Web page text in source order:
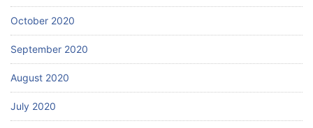
October 2020
September 2020
August 2020
July 2020